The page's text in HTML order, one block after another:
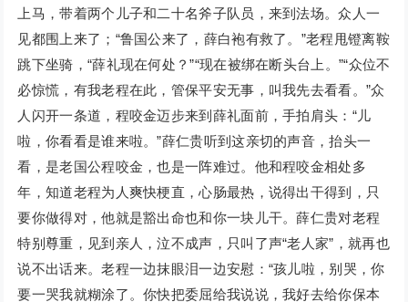
上马，带着两个儿子和二十名斧子队员，来到法场。众人一
见都围上来了；“鲁国公来了，薛白袍有救了。”老程甩镫离鞍
跳下坐骑，“薛礼现在何处？”“现在被绑在断头台上。”“众位不
必惊慌，有我老程在此，管保平安无事，叫我先去看看。”众
人闪开一条道，程咬金迈步来到薛礼面前，手拍肩头：“儿
啦，你看看是谁来啦。”薛仁贵听到这亲切的声音，抬头一
看，是老国公程咬金，也是一阵难过。他和程咬金相处多
年，知道老程为人爽快梗直，心肠最热，说得出干得到，只
要你做得对，他就是豁出命也和你一块儿干。薛仁贵对老程
特别尊重，见到亲人，泣不成声，只叫了声“老人家”，就再也
说不出话来。老程一边抹眼泪一边安慰：“孩儿啦，别哭，你
要一哭我就糊涂了。你快把委屈给我说说，我好去给你保本